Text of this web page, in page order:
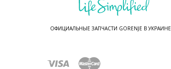
ОФИЦИАЛЬНЫЕ ЗАПЧАСТИ GORENJE В УКРАИНЕ